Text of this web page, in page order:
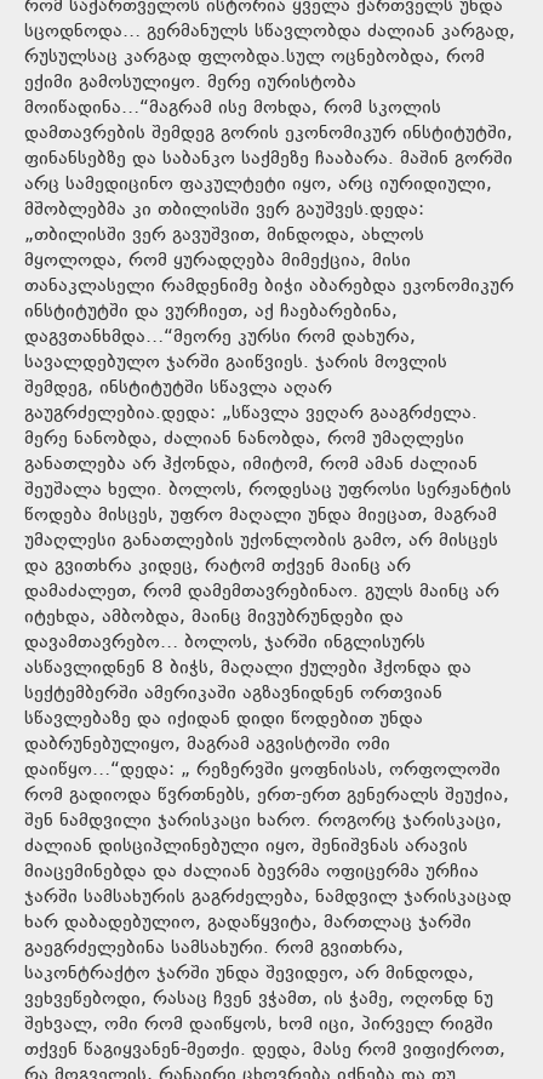
რომ საქართველოს ისტორია ყველა ქართველს უნდა
სცოდნოდა… გერმანულს სწავლობდა ძალიან კარგად,
რუსულსაც კარგად ფლობდა.სულ ოცნებობდა, რომ
ექიმი გამოსულიყო. მერე იურისტობა
მოიწადინა…“მაგრამ ისე მოხდა, რომ სკოლის
დამთავრების შემდეგ გორის ეკონომიკურ ინსტიტუტში,
ფინანსებზე და საბანკო საქმეზე ჩააბარა. მაშინ გორში
არც სამედიცინო ფაკულტეტი იყო, არც იურიდიული,
მშობლებმა კი თბილისში ვერ გაუშვეს.დედა:
„თბილისში ვერ გავუშვით, მინდოდა, ახლოს
მყოლოდა, რომ ყურადღება მიმექცია, მისი
თანაკლასელი რამდენიმე ბიჭი აბარებდა ეკონომიკურ
ინსტიტუტში და ვურჩიეთ, აქ ჩაებარებინა,
დაგვთანხმდა…“მეორე კურსი რომ დახურა,
სავალდებულო ჯარში გაიწვიეს. ჯარის მოვლის
შემდეგ, ინსტიტუტში სწავლა აღარ
გაუგრძელებია.დედა: „სწავლა ვეღარ გააგრძელა.
მერე ნანობდა, ძალიან ნანობდა, რომ უმაღლესი
განათლება არ ჰქონდა, იმიტომ, რომ ამან ძალიან
შეუშალა ხელი. ბოლოს, როდესაც უფროსი სერჟანტის
წოდება მისცეს, უფრო მაღალი უნდა მიეცათ, მაგრამ
უმაღლესი განათლების უქონლობის გამო, არ მისცეს
და გვითხრა კიდეც, რატომ თქვენ მაინც არ
დამაძალეთ, რომ დამემთავრებინაო. გულს მაინც არ
იტეხდა, ამბობდა, მაინც მივუბრუნდები და
დავამთავრებო… ბოლოს, ჯარში ინგლისურს
ასწავლიდნენ 8 ბიჭს, მაღალი ქულები ჰქონდა და
სექტემბერში ამერიკაში აგზავნიდნენ ორთვიან
სწავლებაზე და იქიდან დიდი წოდებით უნდა
დაბრუნებულიყო, მაგრამ აგვისტოში ომი
დაიწყო…“დედა: „ რეზერვში ყოფნისას, ორფოლოში
რომ გადიოდა წვრთნებს, ერთ-ერთ გენერალს შეუქია,
შენ ნამდვილი ჯარისკაცი ხარო. როგორც ჯარისკაცი,
ძალიან დისციპლინებული იყო, შენიშვნას არავის
მიაცემინებდა და ძალიან ბევრმა ოფიცერმა ურჩია
ჯარში სამსახურის გაგრძელება, ნამდვილ ჯარისკაცად
ხარ დაბადებულიო, გადაწყვიტა, მართლაც ჯარში
გაეგრძელებინა სამსახური. რომ გვითხრა,
საკონტრაქტო ჯარში უნდა შევიდეო, არ მინდოდა,
ვეხვეწებოდი, რასაც ჩვენ ვჭამთ, ის ჭამე, ოღონდ ნუ
შეხვალ, ომი რომ დაიწყოს, ხომ იცი, პირველ რიგში
თქვენ წაგიყვანენ-მეთქი. დედა, მასე რომ ვიფიქროთ,